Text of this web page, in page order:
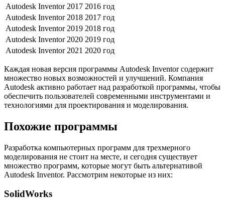
Autodesk Inventor 2017 2016 год
Autodesk Inventor 2018 2017 год
Autodesk Inventor 2019 2018 год
Autodesk Inventor 2020 2019 год
Autodesk Inventor 2021 2020 год
Каждая новая версия программы Autodesk Inventor содержит
множество новых возможностей и улучшений. Компания
Autodesk активно работает над разработкой программы, чтобы
обеспечить пользователей современными инструментами и
технологиями для проектирования и моделирования.
Похожие программы
Разработка компьютерных программ для трехмерного
моделирования не стоит на месте, и сегодня существует
множество программ, которые могут быть альтернативой
Autodesk Inventor. Рассмотрим некоторые из них:
SolidWorks